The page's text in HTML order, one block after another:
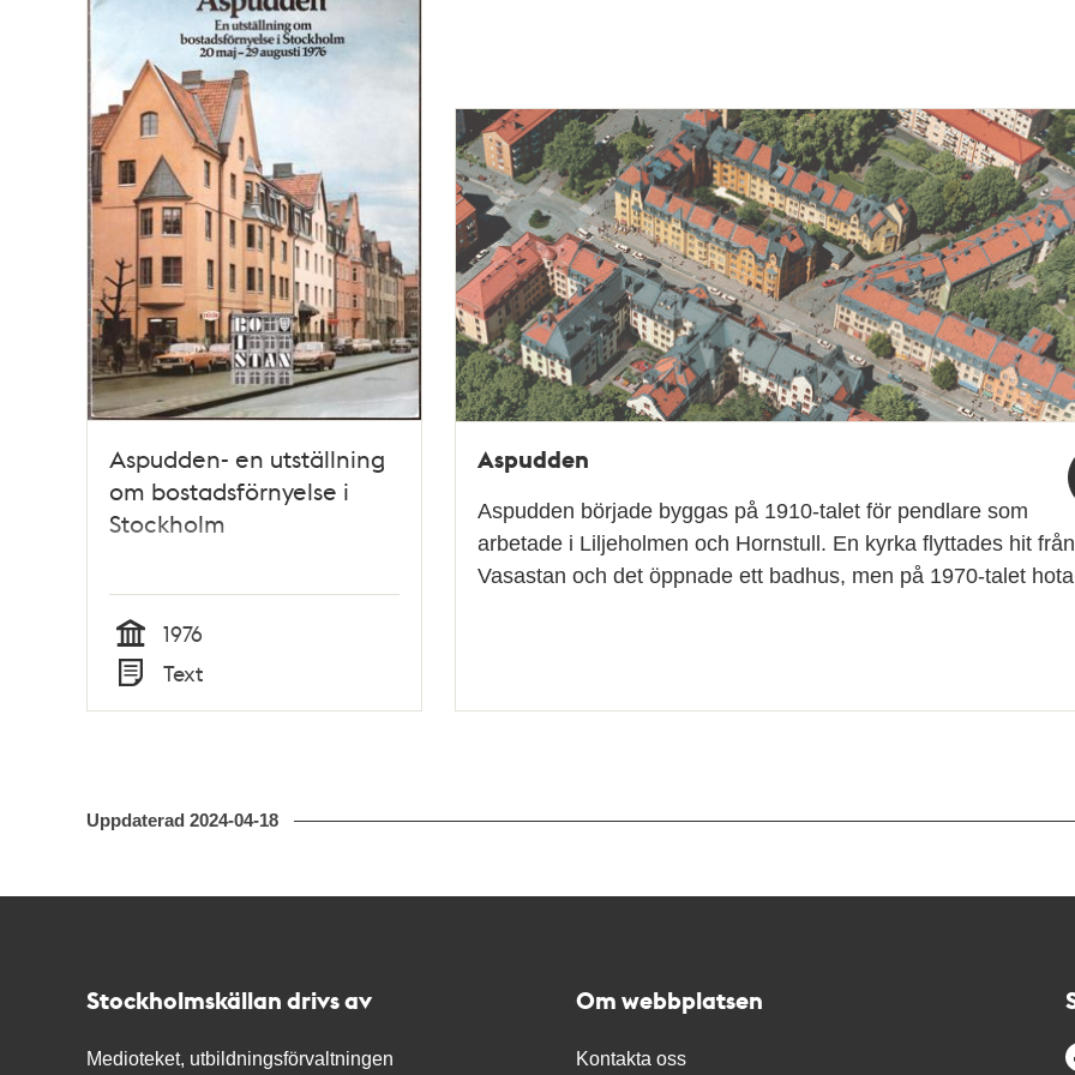
teman
Aspudden- en utställning
om bostadsförnyelse i
Stockholm
Tid
1976
Typ
Text
Aspudden
Aspudden började byggas på 1910-talet för pendlare som
arbetade i Liljeholmen och Hornstull. En kyrka flyttades hit från
Vasastan och det öppnade ett badhus, men på 1970-talet
Uppdaterad 2024-04-18
Stockholmskällan drivs av
Medioteket, utbildningsförvaltningen
Om webbplatsen
Kontakta oss